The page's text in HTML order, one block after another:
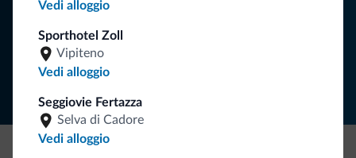
Vedi alloggio
Sporthotel Zoll
Vipiteno
Vedi alloggio
Seggiovie Fertazza
Selva di Cadore
Vedi alloggio